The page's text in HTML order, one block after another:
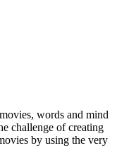
words and mind
challenge of creating
by using the very